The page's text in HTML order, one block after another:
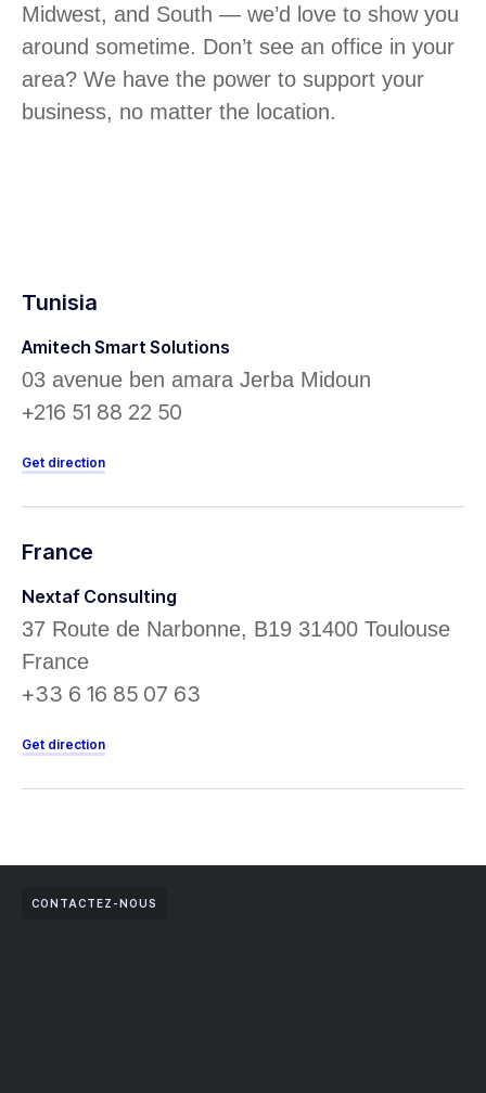
Midwest, and South — we’d love to show you
around sometime. Don’t see an office in your
area? We have the power to support your
business, no matter the location.
Tunisia
Amitech Smart Solutions
03 avenue ben amara Jerba Midoun
+216 51 88 22 50
Get direction
France
Nextaf Consulting
37 Route de Narbonne, B19 31400 Toulouse
France
+33 6 16 85 07 63
Get direction
CONTACTEZ-NOUS